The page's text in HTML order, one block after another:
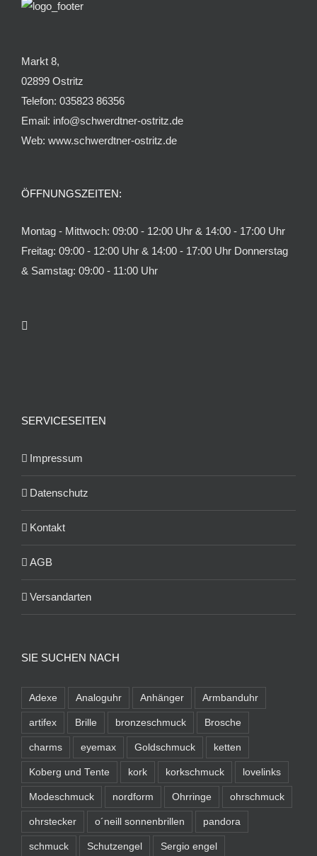
Markt 8,
02899 Ostritz
Telefon: 035823 86356
Email: info@schwerdtner-ostritz.de
Web: www.schwerdtner-ostritz.de
ÖFFNUNGSZEITEN:
Montag - Mittwoch: 09:00 - 12:00 Uhr & 14:00 - 17:00 Uhr
Freitag: 09:00 - 12:00 Uhr & 14:00 - 17:00 Uhr Donnerstag
& Samstag: 09:00 - 11:00 Uhr
SERVICESEITEN
Impressum
Datenschutz
Kontakt
AGB
Versandarten
SIE SUCHEN NACH
Adexe Analoguhr Anhänger Armbanduhr
artifex Brille bronzeschmuck Brosche
charms eyemax Goldschmuck ketten
Koberg und Tente kork korkschmuck lovelinks
Modeschmuck nordform Ohrringe ohrschmuck
ohrstecker o´neill sonnenbrillen pandora
schmuck Schutzengel Sergio engel